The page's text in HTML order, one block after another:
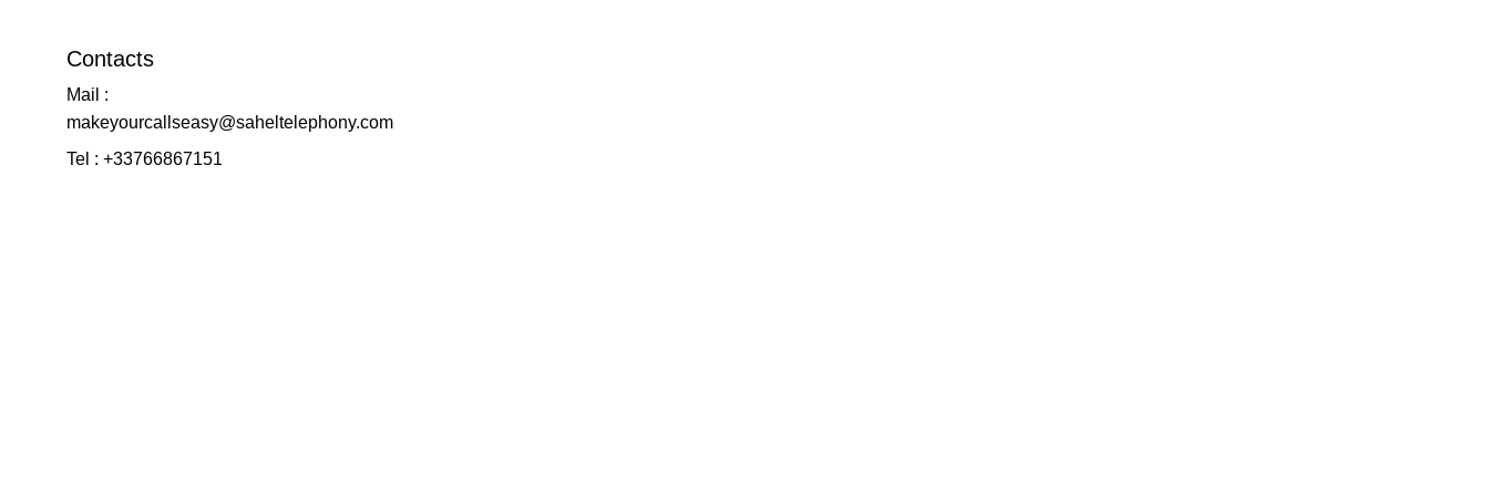
Contacts
Mail :
makeyourcallseasy@saheltelephony.com
Tel : +33766867151